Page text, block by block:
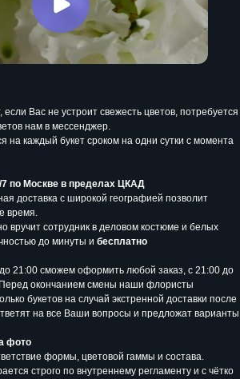
Вас не устроит свежесть цветов, потребуется
нам в мессенджер.
на каждый букет сроком на одни сутки с момента
7 по Москве в пределах ЦКАД
доставка с широкой географией позволит
время.
вручит сотрудник в деловом костюме и белых
до минуты и бесплатно
21:00 сможем оформить любой заказ, с 21:00 до
окончанием смены наши флористы
букетов на случай экстренной доставки после
на все Ваши вопросы и предложат варианты
фото
формы, цветовой гаммы и состава.
строго по внутреннему регламенту и с чётко